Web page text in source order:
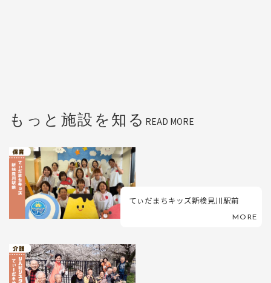
もっと施設を知る READ MORE
てぃだまちキッズ新検見川駅前
MORE